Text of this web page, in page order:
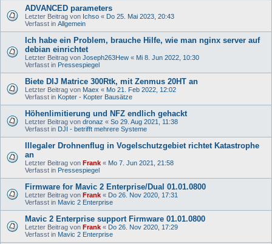
ADVANCED parameters
Letzter Beitrag von Ichso « Do 25. Mai 2023, 20:43
Verfasst in Allgemein
Ich habe ein Problem, brauche Hilfe, wie man nginx server auf
debian einrichtet
Letzter Beitrag von Joseph263Hew « Mi 8. Jun 2022, 10:30
Verfasst in Pressespiegel
Biete DIJ Matrice 300Rtk, mit Zenmus 20HT an
Letzter Beitrag von Maex « Mo 21. Feb 2022, 12:02
Verfasst in Kopter - Kopter Bausätze
Höhenlimitierung und NFZ endlich gehackt
Letzter Beitrag von dronaz « So 29. Aug 2021, 11:38
Verfasst in DJI - betrifft mehrere Systeme
Illegaler Drohnenflug in Vogelschutzgebiet richtet Katastrophe
an
Letzter Beitrag von Frank « Mo 7. Jun 2021, 21:58
Verfasst in Pressespiegel
Firmware for Mavic 2 Enterprise/Dual 01.01.0800
Letzter Beitrag von Frank « Do 26. Nov 2020, 17:31
Verfasst in Mavic 2 Enterprise
Mavic 2 Enterprise support Firmware 01.01.0800
Letzter Beitrag von Frank « Do 26. Nov 2020, 17:29
Verfasst in Mavic 2 Enterprise